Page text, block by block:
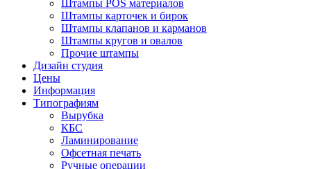
Штампы POS материалов
Штампы карточек и бирок
Штампы клапанов и карманов
Штампы кругов и овалов
Прочие штампы
Дизайн студия
Цены
Информация
Типографиям
Вырубка
КБС
Ламинирование
Офсетная печать
Ручные операции